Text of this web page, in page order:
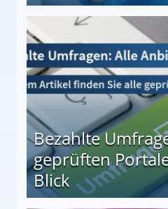
Bezahlte
geprüften
Blick